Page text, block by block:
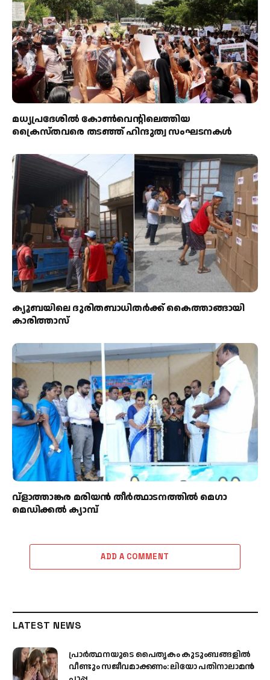
മധ്യപ്രദേശിൽ കോൺവെന്റിലെത്തിയ
ക്രൈസ്തവരെ തടഞ്ഞ് ഹിന്ദുത്വ സംഘടനകൾ
ക്യൂബയിലെ ദുരിതബാധിതർക്ക് കൈത്താങ്ങായി
കാരിത്താസ്
വ്ളാത്താങ്കര മരിയൻ തീർത്ഥാടനത്തിൽ മെഗാ
മെഡിക്കൽ ക്യാമ്പ്
ADD A COMMENT
LATEST NEWS
പ്രാര്‍ത്ഥനയുടെ പൈതൃകം കുടുംബങ്ങളില്‍
വീണ്ടും സജീവമാക്കണം: ലിയോ പതിനാലാമന്‍